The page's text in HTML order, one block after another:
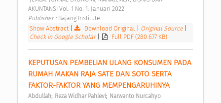
AKUNTANSI Vol. 1 No. 1: Januari 2022
Publisher : Bajang Institute
Show Abstract
Download Original Original Source
Check in Google Scholar
Full PDF (280.677 KB)
KEPUTUSAN PEMBELIAN ULANG KONSUMEN PADA
RUMAH MAKAN RAJA SATE DAN SOTO SERTA
FAKTOR-FAKTOR YANG MEMPENGARUHINYA
Abdullah; Reza Widhar Pahlevi; Narwanto Nurcahyo